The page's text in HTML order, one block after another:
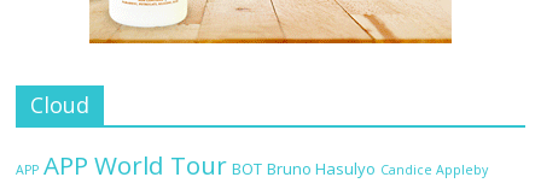
Cloud
APP APP World Tour BOT Bruno Hasulyo Candice Appleby